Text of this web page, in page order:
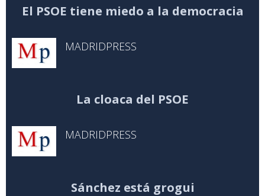
El PSOE tiene miedo a la democracia
MADRIDPRESS
La cloaca del PSOE
MADRIDPRESS
Sánchez está grogui